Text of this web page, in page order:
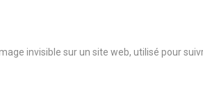
invisible sur un site web, utilisé pour